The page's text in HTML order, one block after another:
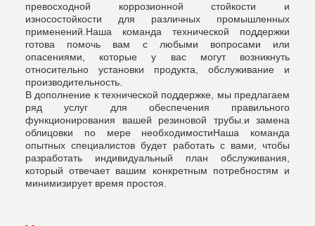
превосходной коррозионной стойкости и
износостойкости для различных промышленных
применений.Наша команда технической поддержки
готова помочь вам с любыми вопросами или
опасениями, которые у вас могут возникнуть
относительно установки продукта, обслуживание и
производительность.
В дополнение к технической поддержке, мы предлагаем
ряд услуг для обеспечения правильного
функционирования вашей резиновой трубы.и замена
облицовки по мере необходимостиНаша команда
опытных специалистов будет работать с вами, чтобы
разработать индивидуальный план обслуживания,
который отвечает вашим конкретным потребностям и
минимизирует время простоя.